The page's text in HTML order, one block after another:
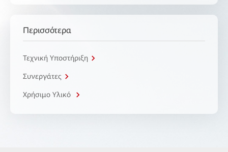
Περισσότερα
Τεχνική Υποστήριξη
Συνεργάτες
Χρήσιμο Υλικό